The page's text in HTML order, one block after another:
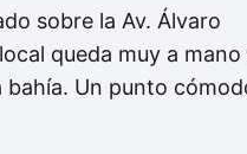
sobre la Av. Álvaro
queda muy a mano
bahía. Un punto